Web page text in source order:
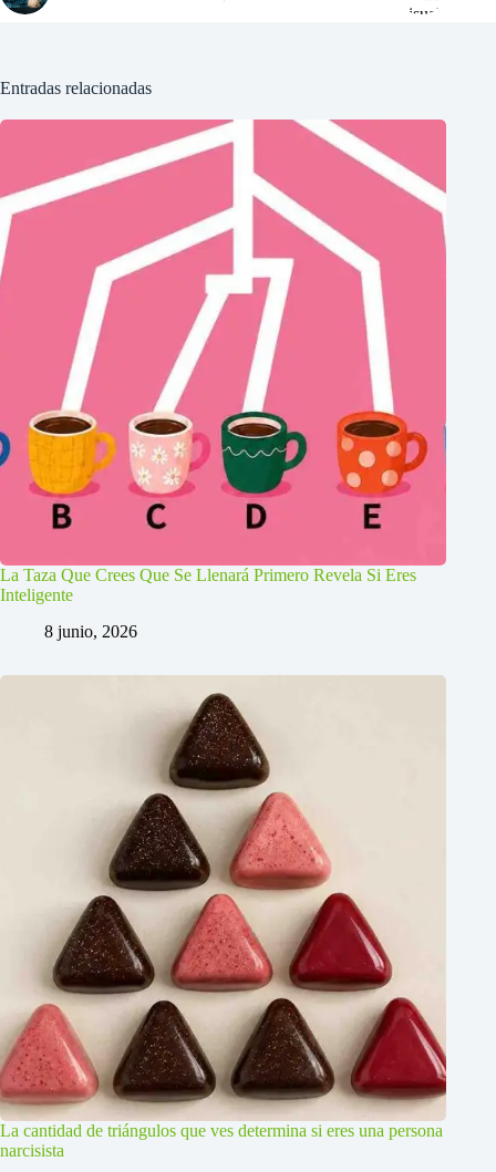
Entradas relacionadas
La Taza Que Crees Que Se Llenará Primero Revela Si Eres
Inteligente
8 junio, 2026
La cantidad de triángulos que ves determina si eres una persona
narcisista